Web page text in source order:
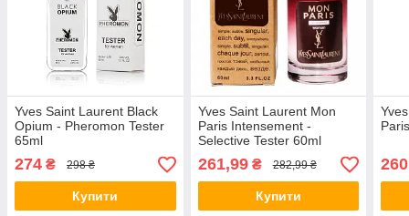
Yves Saint Laurent Black
Opium - Pheromon Tester
65ml
274 ₴ 298 ₴
Купити
Yves Saint Laurent Mon
Paris Intensement -
Selective Tester 60ml
261,99₴ 282,99 ₴
Купити
260